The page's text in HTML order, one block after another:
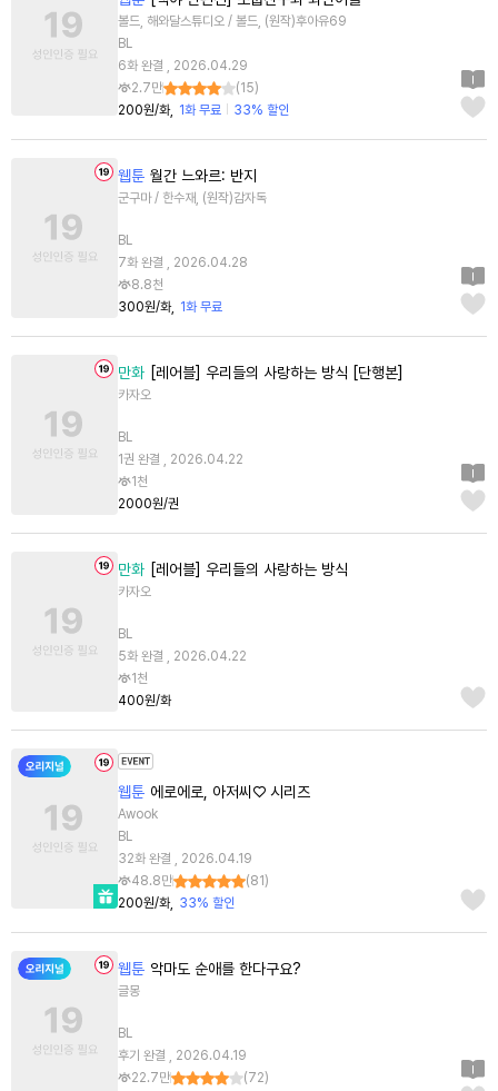
볼드, 해와달스튜디오 / 볼드, (원작)후아유69
BL
6화 완결 , 2026.04.29
2.7만
(15)
200원/화
1화 무료 33% 할인
웹툰 월간 느와르: 반지
군구마 / 한수재, (원작)감자독
BL
7화 완결 , 2026.04.28
8.8천
300원/화
1화 무료
만화 [레어블] 우리들의 사랑하는 방식 [단행본]
카자오
BL
1권 완결 , 2026.04.22
1천
2000원/권
만화 [레어블] 우리들의 사랑하는 방식
카자오
BL
5화 완결 , 2026.04.22
1천
400원/화
웹툰 에로에로, 아저씨♡ 시리즈
Awook
BL
32화 완결 , 2026.04.19
48.8만
(81 )
200원/화
33% 할인
웹툰 악마도 순애를 한다구요?
글몽
BL
후기 완결 , 2026.04.19
22.7만
(72)